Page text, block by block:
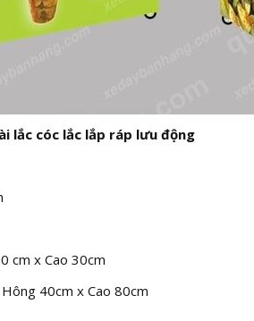
lắc cóc lắc lắp ráp lưu động
cm x Cao 30cm
40cm x Cao 80cm